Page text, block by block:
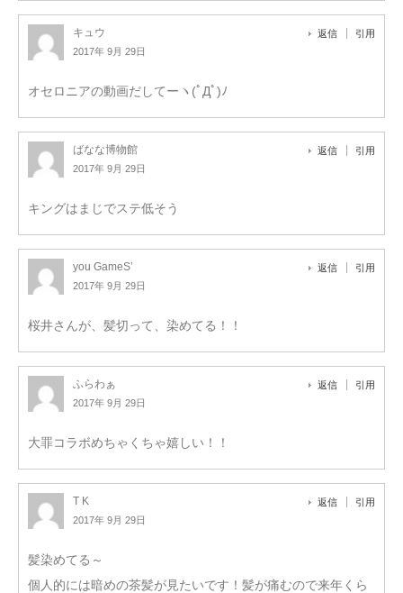
キュウ
2017年 9月 29日
返信 引用
オセロニアの動画だしてーヽ(ﾟДﾟ)ﾉ
ばなな博物館
2017年 9月 29日
返信 引用
キングはまじでステ低そう
you GameS’
2017年 9月 29日
返信 引用
桜井さんが、髪切って、染めてる！！
ふらわぁ
2017年 9月 29日
返信 引用
大罪コラボめちゃくちゃ嬉しい！！
T K
2017年 9月 29日
返信 引用
髪染めてる～
個人的には暗めの茶髪が見たいです！髪が痛むので来年くら